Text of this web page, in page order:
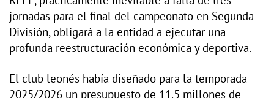
jornadas para el final del campeonato en Segunda
División, obligará a la entidad a ejecutar una
profunda reestructuración económica y deportiva.
El club leonés había diseñado para la temporada
2025/2026 un presupuesto de 11,5 millones de